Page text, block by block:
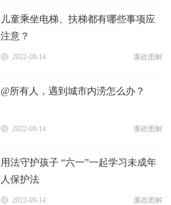
儿童乘坐电梯、扶梯都有哪些事项应
注意？
2022-09-14 廉政图解
@所有人，遇到城市内涝怎么办？
2022-09-14 廉政图解
用法守护孩子 “六一”一起学习未成年
人保护法
2022-09-14 廉政图解